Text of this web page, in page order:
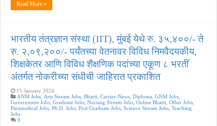
Read More »
भारतीय तंत्रज्ञान संस्था (IIT), मुंबई येथे रु. ३५,४००/- ते
रु. २,०९,२००/- पर्यंतच्या वेतनावर विविध निमवैदयकीय,
शिक्षकेतर आणि विविध शैक्षणिक पदांच्या एकूण ८ भरतीं
अंतर्गत नोकरीच्या संधीची जाहिरात प्रकाशित
15 January 2024
ANM Jobs Arts Stream Jobs ,Bharti ,Carrier-News ,Diploma ,GNM Jobs
Government Jobs ,Graduate Jobs ,Nursing Stream Jobs ,Online Bharti ,Other Jobs
Paramedical Jobs ,Ph.D. Jobs ,Post Graduate Jobs ,Science Stream Jobs ,Teaching
Jobs
0